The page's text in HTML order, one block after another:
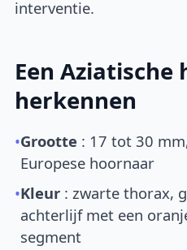
interventie.
Een Aziatische
herkennen
•Grootte : 17 tot 30
Europese hoornaar
•Kleur : zwarte thorax,
achterlijf met een
segment